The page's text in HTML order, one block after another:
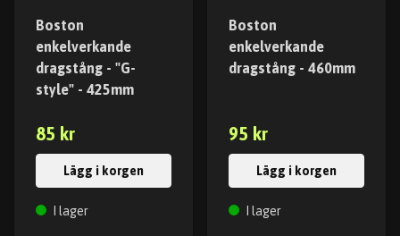
Boston
enkelverkande
dragstång - "G-
style" - 425mm
85 kr
Lägg i korgen
I lager
Boston
enkelverkande
dragstång - 460mm
95 kr
Lägg i korgen
I lager